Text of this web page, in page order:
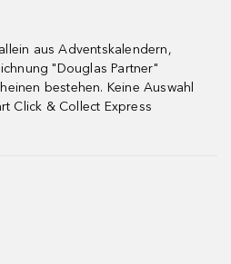
aus Adventskalendern,
"Douglas Partner"
bestehen. Keine Auswahl
Click & Collect Express